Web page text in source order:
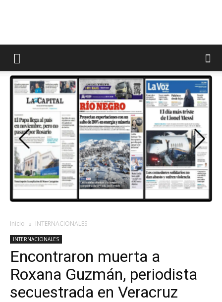
Inicio INTERNACIONALES
INTERNACIONALES
Encontraron muerta a
Roxana Guzmán, periodista
secuestrada en Veracruz